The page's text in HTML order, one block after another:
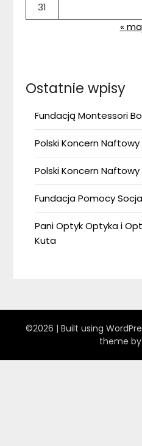
31
«
Ostatnie wpisy
Fundacją Montessori
Polski Koncern Naftowy
Polski Koncern Naftowy
Fundacja Pomocy
Pani Optyk Optyka i
Kuta
©2026 | Built using
theme